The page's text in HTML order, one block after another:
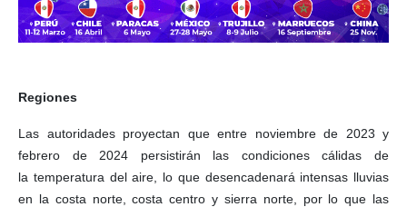
Regiones
Las autoridades proyectan que entre noviembre de 2023 y
febrero de 2024 persistirán las condiciones cálidas de
la temperatura del aire, lo que desencadenará intensas lluvias
en la costa norte, costa centro y sierra norte, por lo que las